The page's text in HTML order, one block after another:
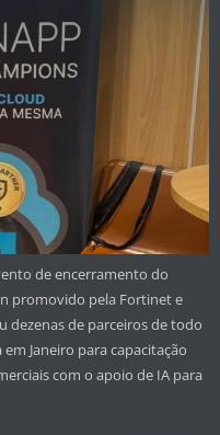
de encerramento do
promovido pela Fortinet e
dezenas de parceiros de todo
Janeiro para capacitação
com o apoio de IA para